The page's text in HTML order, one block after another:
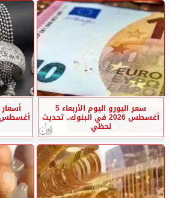
سعر اليورو اليوم الأربعاء 5
أغسطس 2026 في البنوك.. تحديث
لحظي